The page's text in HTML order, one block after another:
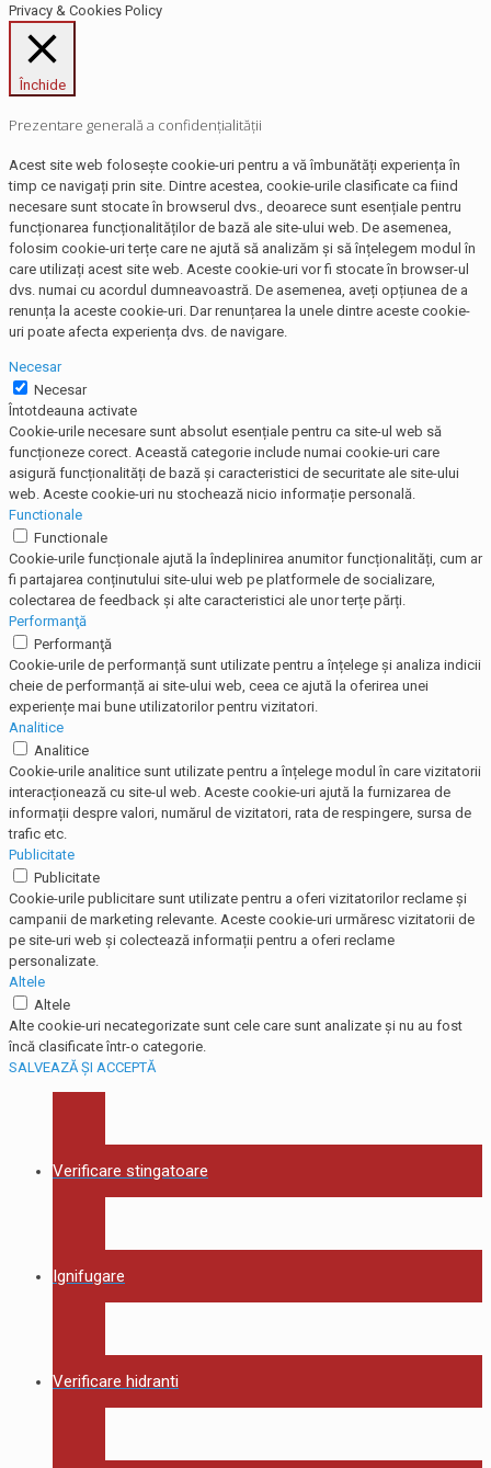
Privacy & Cookies Policy
Închide
Prezentare generală a confidențialității
Acest site web folosește cookie-uri pentru a vă îmbunătăți experiența în
timp ce navigați prin site. Dintre acestea, cookie-urile clasificate ca fiind
necesare sunt stocate în browserul dvs., deoarece sunt esențiale pentru
funcționarea funcționalităților de bază ale site-ului web. De asemenea,
folosim cookie-uri terțe care ne ajută să analizăm și să înțelegem modul în
care utilizați acest site web. Aceste cookie-uri vor fi stocate în browser-ul
dvs. numai cu acordul dumneavoastră. De asemenea, aveți opțiunea de a
renunța la aceste cookie-uri. Dar renunțarea la unele dintre aceste cookie-
uri poate afecta experiența dvs. de navigare.
Necesar
Necesar
Întotdeauna activate
Cookie-urile necesare sunt absolut esențiale pentru ca site-ul web să
funcționeze corect. Această categorie include numai cookie-uri care
asigură funcționalități de bază și caracteristici de securitate ale site-ului
web. Aceste cookie-uri nu stochează nicio informație personală.
Functionale
Functionale
Cookie-urile funcționale ajută la îndeplinirea anumitor funcționalități, cum ar
fi partajarea conținutului site-ului web pe platformele de socializare,
colectarea de feedback și alte caracteristici ale unor terțe părți.
Performanţă
Performanţă
Cookie-urile de performanță sunt utilizate pentru a înțelege și analiza indicii
cheie de performanță ai site-ului web, ceea ce ajută la oferirea unei
experiențe mai bune utilizatorilor pentru vizitatori.
Analitice
Analitice
Cookie-urile analitice sunt utilizate pentru a înțelege modul în care vizitatorii
interacționează cu site-ul web. Aceste cookie-uri ajută la furnizarea de
informații despre valori, numărul de vizitatori, rata de respingere, sursa de
trafic etc.
Publicitate
Publicitate
Cookie-urile publicitare sunt utilizate pentru a oferi vizitatorilor reclame și
campanii de marketing relevante. Aceste cookie-uri urmăresc vizitatorii de
pe site-uri web și colectează informații pentru a oferi reclame
personalizate.
Altele
Altele
Alte cookie-uri necategorizate sunt cele care sunt analizate și nu au fost
încă clasificate într-o categorie.
SALVEAZĂ ȘI ACCEPTĂ
Verificare stingatoare
Ignifugare
Verificare hidranti